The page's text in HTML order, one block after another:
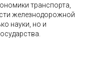
транспорта,
железнодорожной
науки, но и